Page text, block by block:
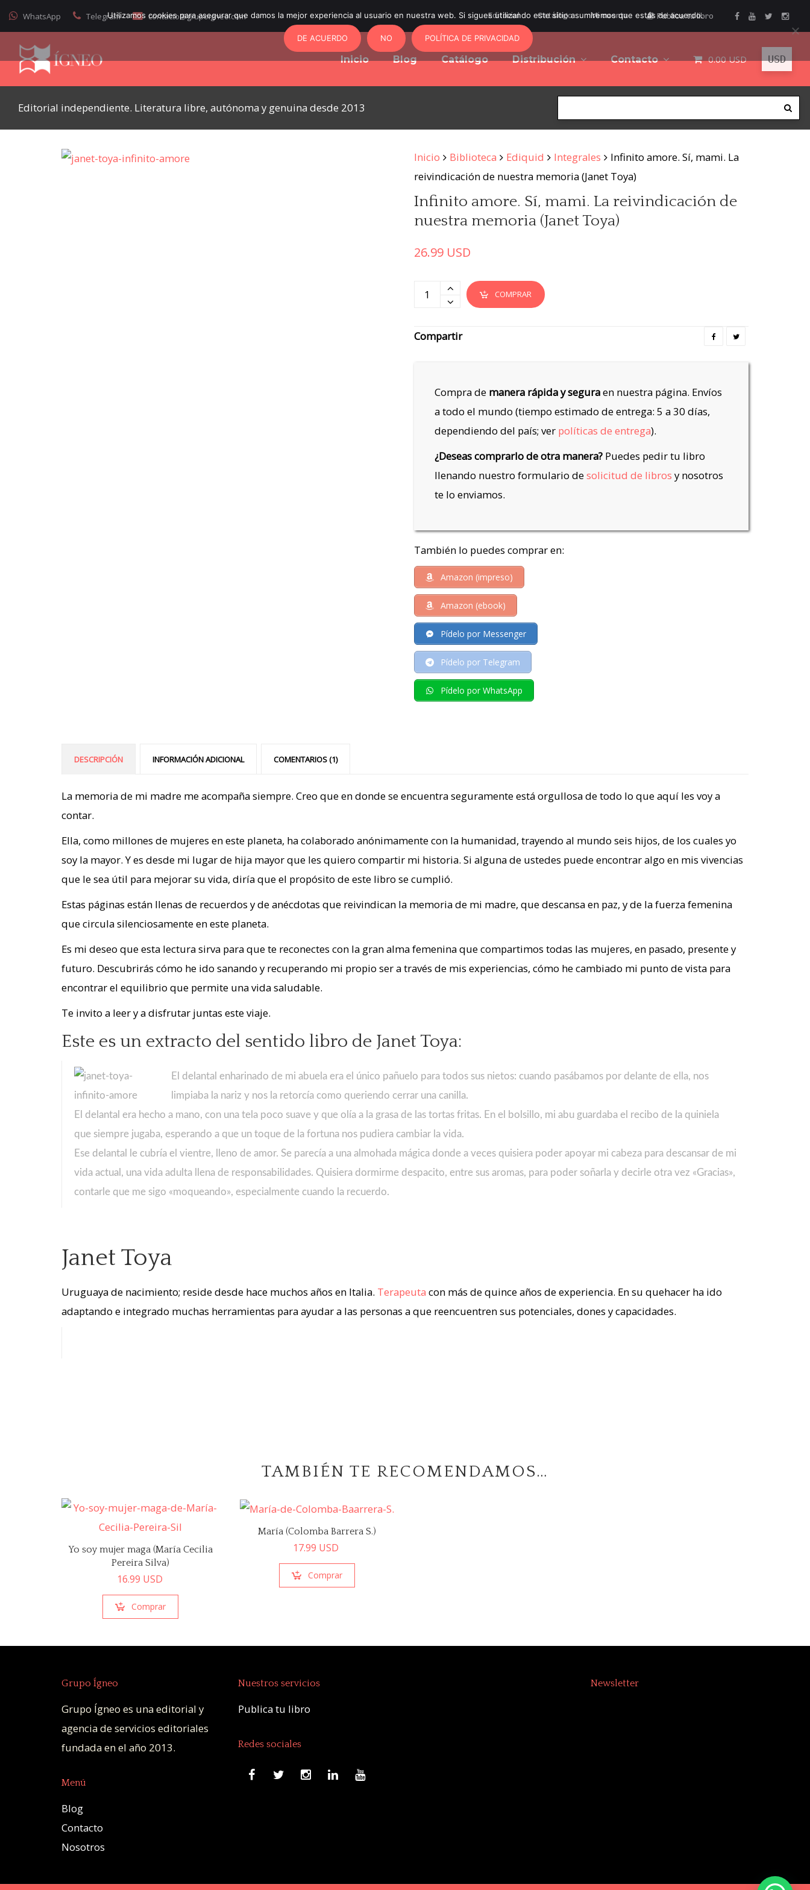
WhatsApp Telegram contacto@grupoigneo.com Editorial Catálogo Mi cuenta Publica tu libro
Inicio Blog Catálogo Distribución Contacto 0.00USD
Editorial independiente. Literatura libre, autónoma y genuina desde 2013
Inicio Biblioteca Ediquid Integrales
Infinito amore. Sí, mami. La
reivindicación de nuestra memoria (Janet Toya)
Infinito amore. Sí, mami. La reivindicación de
nuestra memoria (Janet Toya)
26.99 USD
COMPRAR
Compartir
Compra de manera rápida y seguraen nuestra página. Envíos
a todo el mundo (tiempo estimado de entrega: 5 a 30 días,
dependiendo del país; ver políticas de entrega).
¿Deseas comprarlo de otra manera?Puedes pedir tu libro
llenando nuestro formulario desolicitud de libros y nosotros
te lo enviamos.
También lo puedes comprar en:
Amazon (impreso)
Amazon (ebook)
Pídelo por Messenger
Pídelo por Telegram
Pídelo por WhatsApp
DESCRIPCIÓN INFORMACIÓN ADICIONAL COMENTARIOS (1)
La memoria de mi madre me acompaña siempre. Creo que en donde se encuentra seguramente está orgullosa de todo lo que aquí les voy a
contar.
Ella, como millones de mujeres en este planeta, ha colaborado anónimamente con la humanidad, trayendo al mundo seis hijos, de los cuales yo
soy la mayor. Y es desde mi lugar de hija mayor que les quiero compartir mi historia. Si alguna de ustedes puede encontrar algo en mis vivencias
que le sea útil para mejorar su vida, diría que el propósito de este libro se cumplió.
Estas páginas están llenas de recuerdos y de anécdotas que reivindican la memoria de mi madre, que descansa en paz, y de la fuerza femenina
que circula silenciosamente en este planeta.
Es mi deseo que esta lectura sirva para que te reconectes con la gran alma femenina que compartimos todas las mujeres, en pasado, presente y
futuro. Descubrirás cómo he ido sanando y recuperando mi propio ser a través de mis experiencias, cómo he cambiado mi punto de vista para
encontrar el equilibrio que permite una vida saludable.
Te invito a leer y a disfrutar juntas este viaje.
Este es un extracto del sentido libro de Janet Toya:
El delantal enharinado de mi abuela era el único pañuelo para todos sus nietos: cuando pasábamos por delante de ella, nos
limpiaba la nariz y nos la retorcía como queriendo cerrar una canilla.
El delantal era hecho a mano, con una tela poco suave y que olía a la grasa de las tortas fritas. En el bolsillo, mi abu guardaba el recibo de la quiniela
que siempre jugaba, esperando a que un toque de la fortuna nos pudiera cambiar la vida.
Ese delantal le cubría el vientre, lleno de amor. Se parecía a una almohada mágica donde a veces quisiera poder apoyar mi cabeza para descansar de mi
vida actual, una vida adulta llena de responsabilidades. Quisiera dormirme despacito, entre sus aromas, para poder soñarla y decirle otra vez «Gracias»,
contarle que me sigo «moqueando», especialmente cuando la recuerdo.
Janet Toya
Uruguaya de nacimiento; reside desde hace muchos años en Italia. Terapeuta con más de quince años de experiencia. En su quehacer ha ido
adaptando e integrado muchas herramientas para ayudar a las personas a que reencuentren sus potenciales, dones y capacidades.
TAMBIÉN TE RECOMENDAMOS…
Yo soy mujer maga (María Cecilia
Pereira Silva)
16.99 USD
Comprar
María (Colomba Barrera S.)
17.99 USD
Comprar
Grupo Ígneo
Grupo Ígneo es una editorial y
agencia de servicios editoriales
fundada en el año 2013.
Menú
Blog
Contacto
Nosotros
Nuestros servicios
Publica tu libro
Redes sociales
Newsletter
Utilizamos cookies para asegurar que damos la mejor experiencia al usuario en nuestra web. Si sigues utilizando este sitio asumiremos que estás de acuerdo.
DE ACUERDO NO POLÍTICA DE PRIVACIDAD